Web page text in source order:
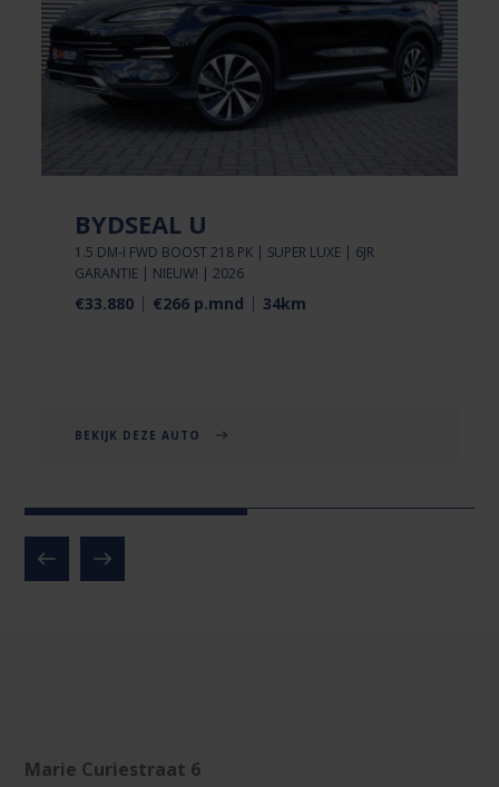
BYDSEAL U
1.5 DM-I FWD BOOST 218 PK | SUPER LUXE | 6JR
GARANTIE | NIEUW! | 2026
€33.880 €266 p.mnd 34km
BEKIJK DEZE AUTO
Marie Curiestraat 6